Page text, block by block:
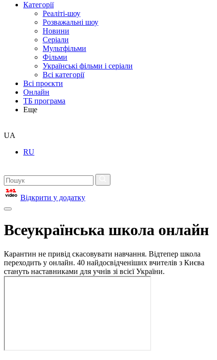
Категорії
Реаліті-шоу
Розважальні шоу
Новини
Серіали
Мультфільми
Фільми
Українські фільми і серіали
Всі категорії
Всі проєкти
Онлайн
ТБ програма
Еще
UA
RU
Відкрити у додатку
Всеукраїнська школа онлайн
Карантин не привід скасовувати навчання. Відтепер школа
переходить у онлайн. 40 найдосвідченіших вчителів з Києва
стануть наставниками для учнів зі всієї України.